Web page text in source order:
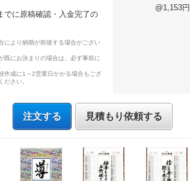
でに原稿確認・入金完了の
により納期が前後する場合がござい
既にお決まりの場合は、必ず事前に
作成に1～2営業日かかる場合もござ
ださい。
@1,153円
注文する 見積もり依頼する